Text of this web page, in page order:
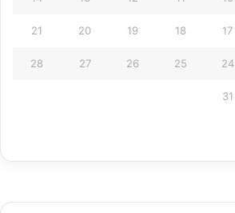
17
18
19
20
21
24
25
26
27
28
31